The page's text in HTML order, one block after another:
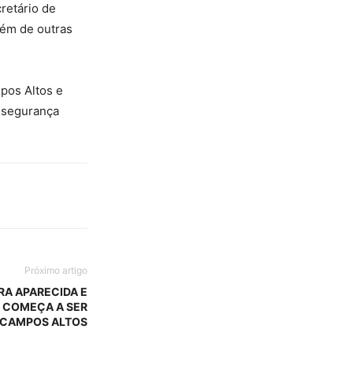
de
de outras
Altos e
Próximo artigo
APARECIDA E
A SER
ALTOS